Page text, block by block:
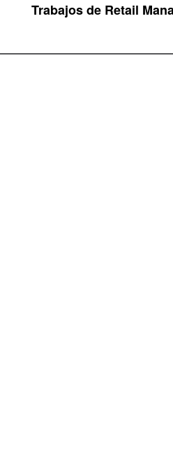
Trabajos de Retail